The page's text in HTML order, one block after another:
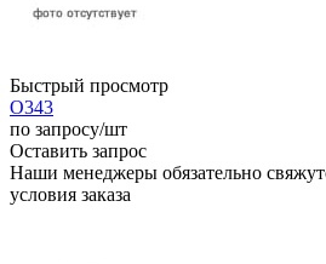
Быстрый просмотр
О343
по запросу/шт
Оставить запрос
Наши менеджеры обязательно
условия заказа